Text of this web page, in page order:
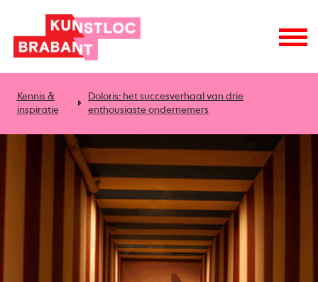
Kennis &
inspiratie
Doloris: het succesverhaal van drie
enthousiaste ondernemers